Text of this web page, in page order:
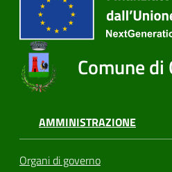
Comune di
AMMINISTRAZIONE
Organi di governo